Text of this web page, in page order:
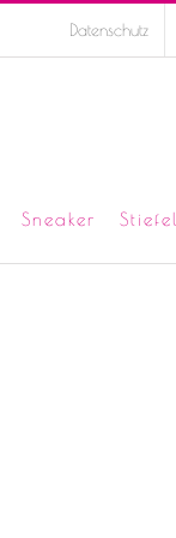
Datenschutz
Sneaker Stiefel